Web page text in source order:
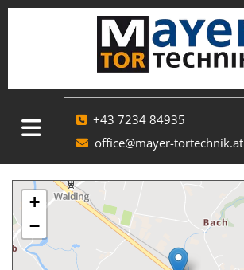
 +43 7234 84935
 office@mayer-tortechnik.at
+
−